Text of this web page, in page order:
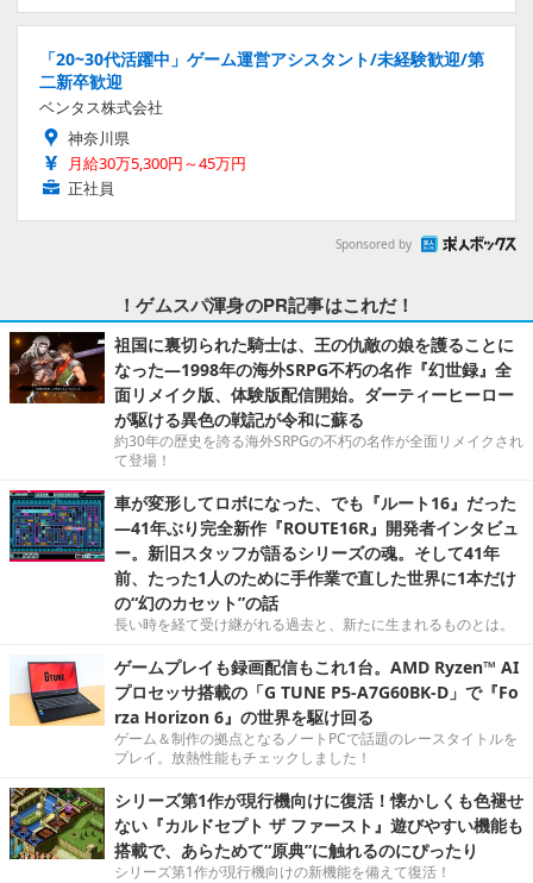
「20~30代活躍中」ゲーム運営アシスタント/未経験歓迎/第
二新卒歓迎
ベンタス株式会社
神奈川県
月給30万5,300円～45万円
正社員
Sponsored by
！ゲムスパ渾身のPR記事はこれだ！
祖国に裏切られた騎士は、王の仇敵の娘を護ることに
なった―1998年の海外SRPG不朽の名作『幻世録』全
面リメイク版、体験版配信開始。ダーティーヒーロー
が駆ける異色の戦記が令和に蘇る
約30年の歴史を誇る海外SRPGの不朽の名作が全面リメイクされ
て登場！
車が変形してロボになった、でも『ルート16』だった
―41年ぶり完全新作『ROUTE16R』開発者インタビュ
ー。新旧スタッフが語るシリーズの魂。そして41年
前、たった1人のために手作業で直した世界に1本だけ
の“幻のカセット”の話
長い時を経て受け継がれる過去と、新たに生まれるものとは。
ゲームプレイも録画配信もこれ1台。AMD Ryzen™ AI
プロセッサ搭載の「G TUNE P5-A7G60BK-D」で『Fo
rza Horizon 6』の世界を駆け回る
ゲーム＆制作の拠点となるノートPCで話題のレースタイトルを
プレイ。放熱性能もチェックしました！
シリーズ第1作が現行機向けに復活！懐かしくも色褪せ
ない『カルドセプト ザ ファースト』遊びやすい機能も
搭載で、あらためて“原典”に触れるのにぴったり
シリーズ第1作が現行機向けの新機能を備えて復活！